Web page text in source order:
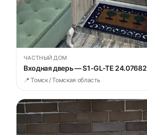
ЧАСТНЫЙ ДОМ
Входная дверь — S1-GL-TE 24.07682
📍 Томск / Томская область